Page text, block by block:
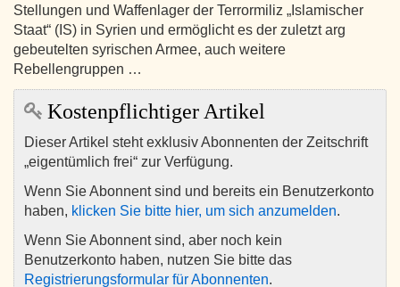
Stellungen und Waffenlager der Terrormiliz „Islamischer
Staat“ (IS) in Syrien und ermöglicht es der zuletzt arg
gebeutelten syrischen Armee, auch weitere
Rebellengruppen …
Kostenpflichtiger Artikel
Dieser Artikel steht exklusiv Abonnenten der Zeitschrift
„eigentümlich frei“ zur Verfügung.
Wenn Sie Abonnent sind und bereits ein Benutzerkonto
haben, klicken Sie bitte hier, um sich anzumelden.
Wenn Sie Abonnent sind, aber noch kein
Benutzerkonto haben, nutzen Sie bitte das
Registrierungsformular für Abonnenten.